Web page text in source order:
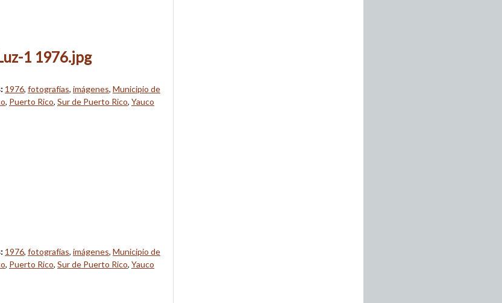
1 1976.jpg
1976, fotografías, imágenes, Municipio de
, Puerto Rico, Sur de Puerto Rico, Yauco
1976, fotografías, imágenes, Municipio de
, Puerto Rico, Sur de Puerto Rico, Yauco